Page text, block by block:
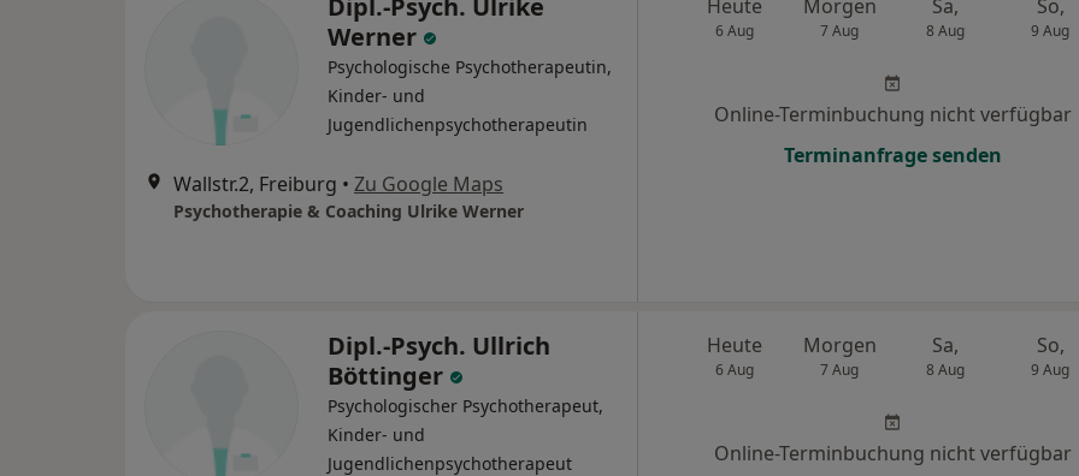
Dipl.-Psych. Ulrike
Werner
Psychologische Psychotherapeutin,
Kinder- und
Jugendlichenpsychotherapeutin
Wallstr.2, Freiburg • Zu Google Maps
Psychotherapie & Coaching Ulrike Werner
Heute
6 Aug
Morgen
7 Aug
Sa,
8 Aug
So,
9 Aug
Online-Terminbuchung nicht verfügbar
Terminanfrage senden
Dipl.-Psych. Ullrich
Böttinger
Psychologischer Psychotherapeut,
Kinder- und
Jugendlichenpsychotherapeut
Heute
6 Aug
Morgen
7 Aug
Sa,
8 Aug
So,
9 Aug
Online-Terminbuchung nicht verfügbar